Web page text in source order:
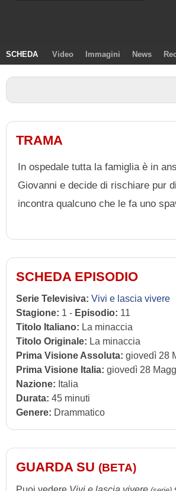
SCHEDA Video Immagini News
TRAMA
In ospedale tutta la famiglia è in
Giovanni e decide di rischiare pur
incontra qualcuno che le fa uno
SCHEDA EPISODIO
Serie Televisiva: Vivi e lascia vivere
Stagione: 1 - Episodio: 11
Titolo Italiano: La minaccia
Titolo Originale: La minaccia
Prima Visione Assoluta: giovedì 28
Prima Visione Italia: giovedì 28
Nazione: Italia
Durata: 45 minuti
Genere: Drammatico
GUARDA SU (BETA)